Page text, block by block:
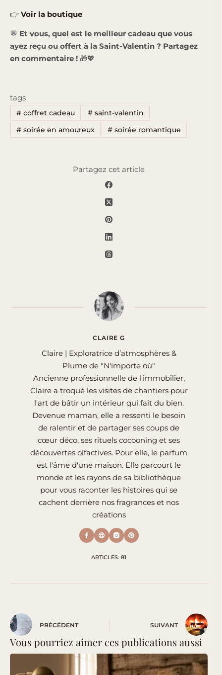
👉 Voir la boutique
💬 Et vous, quel est le meilleur cadeau que vous
ayez reçu ou offert à la Saint-Valentin ? Partagez
en commentaire ! 🎁💖
tags
#coffret cadeau #saint-valentin
#soirée en amoureux #soirée romantique
Partagez cet article
CLAIRE G
Claire | Exploratrice d’atmosphères &
Plume de "N'importe où"
Ancienne professionnelle de l'immobilier,
Claire a troqué les visites de chantiers pour
l'art de bâtir un intérieur qui fait du bien.
Devenue maman, elle a ressenti le besoin
de ralentir et de partager ses coups de
cœur déco, ses rituels cocooning et ses
découvertes olfactives. Pour elle, le parfum
est l'âme d'une maison. Elle parcourt le
monde et les rayons de sa bibliothèque
pour vous raconter les histoires qui se
cachent derrière nos fragrances et nos
créations
ARTICLES: 81
PRÉCÉDENT SUIVANT
Vous pourriez aimer ces publications aussi